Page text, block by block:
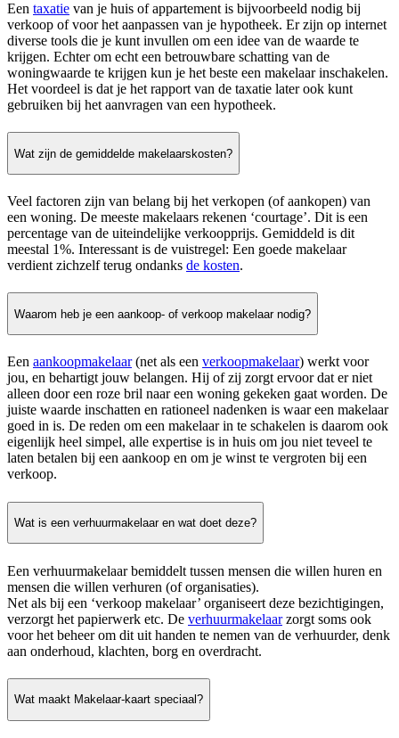
Een taxatie van je huis of appartement is bijvoorbeeld nodig bij
verkoop of voor het aanpassen van je hypotheek. Er zijn op internet
diverse tools die je kunt invullen om een idee van de waarde te
krijgen. Echter om echt een betrouwbare schatting van de
woningwaarde te krijgen kun je het beste een makelaar inschakelen.
Het voordeel is dat je het rapport van de taxatie later ook kunt
gebruiken bij het aanvragen van een hypotheek.
Wat zijn de gemiddelde makelaarskosten?
Veel factoren zijn van belang bij het verkopen (of aankopen) van
een woning. De meeste makelaars rekenen ‘courtage’. Dit is een
percentage van de uiteindelijke verkoopprijs. Gemiddeld is dit
meestal 1%. Interessant is de vuistregel: Een goede makelaar
verdient zichzelf terug ondanks de kosten.
Waarom heb je een aankoop- of verkoop makelaar nodig?
Een aankoopmakelaar(net als een verkoopmakelaar) werkt voor
jou, en behartigt jouw belangen. Hij of zij zorgt ervoor dat er niet
alleen door een roze bril naar een woning gekeken gaat worden. De
juiste waarde inschatten en rationeel nadenken is waar een makelaar
goed in is. De reden om een makelaar in te schakelen is daarom ook
eigenlijk heel simpel, alle expertise is in huis om jou niet teveel te
laten betalen bij een aankoop en om je winst te vergroten bij een
verkoop.
Wat is een verhuurmakelaar en wat doet deze?
Een verhuurmakelaar bemiddelt tussen mensen die willen huren en
mensen die willen verhuren (of organisaties).
Net als bij een ‘verkoop makelaar’ organiseert deze bezichtigingen,
verzorgt het papierwerk etc. De verhuurmakelaarzorgt soms ook
voor het beheer om dit uit handen te nemen van de verhuurder, denk
aan onderhoud, klachten, borg en overdracht.
Wat maakt Makelaar-kaart speciaal?